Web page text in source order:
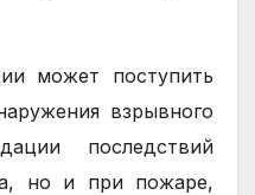
может поступить
взрывного
последствий
но и при пожаре,